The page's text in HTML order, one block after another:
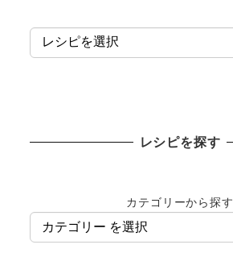
レシピを探す
カテゴリーから探す